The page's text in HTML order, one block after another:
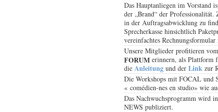
Das Hauptanliegen im Vorstand
der „Brand“ der Professionalität.
in der Auftragsabwicklung zu
Sprecherkasse hinsichtlich
vereinfachtes
Unsere Mitglieder profitieren
FORUM erinnern, als Plattform
die Anleitung und der Link zur
Die Workshops mit FOCAL und
« comédien-nes en studio» wie
Das Nachwuchsprogramm wird
NEWS publiziert.